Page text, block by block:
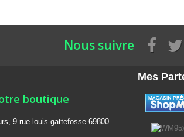
Nous suivre
boutique
9 rue louis gattefosse 69800
Mes